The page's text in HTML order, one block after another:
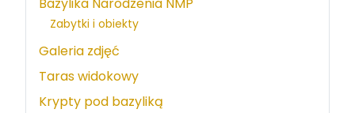
Zabytki i obiekty
Galeria zdjęć
Taras widokowy
Krypty pod bazyliką